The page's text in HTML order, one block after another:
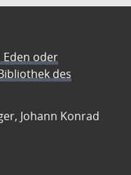
Eden oder
des
Johann Konrad